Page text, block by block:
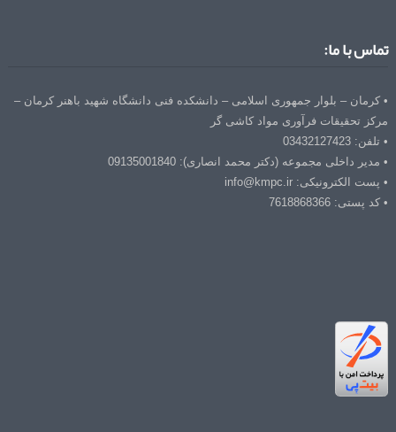
تماس با ما:
• کرمان – بلوار جمهوری اسلامی – دانشکده فنی دانشگاه شهید باهنر کرمان –
مرکز تحقیقات فرآوری مواد کاشی گر
• تلفن: 03432127423
• مدیر داخلی مجموعه (دکتر محمد انصاری): 09135001840
• پست الکترونیکی: info@kmpc.ir
• کد پستی: 7618868366